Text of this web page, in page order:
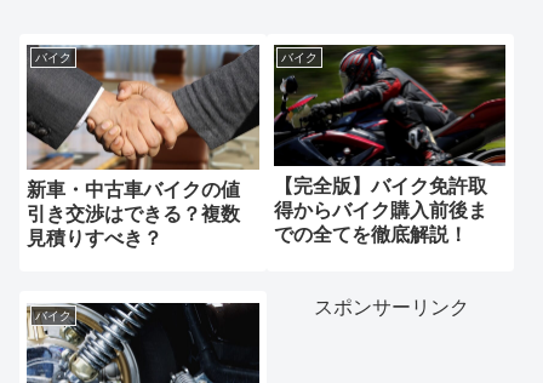
バイク
新車・中古車バイクの値
引き交渉はできる？複数
見積りすべき？
バイク
【完全版】バイク免許取
得からバイク購入前後ま
での全てを徹底解説！
バイク スポンサーリンク